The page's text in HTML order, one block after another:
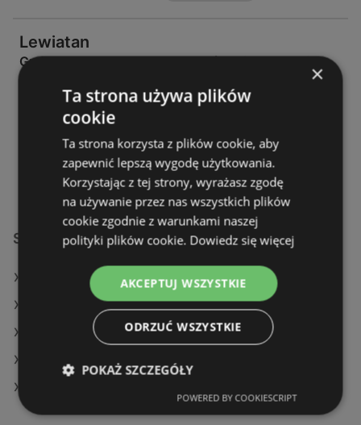
Lewiatan
Grabowska 232, 63 - 400, ostrów wielkopolski
OFERTY: 0
GAZETKI:
349,11 km
Sklepy Lewiatan w:
Lewiatan w Szczytna
Lewiatan w Sadki
Lewiatan w Kraśnik (Gmina)
Lewiatan w Radzyń Podlaski
×
Ta strona używa plików
cookie
Ta strona korzysta z plików cookie, aby
zapewnić lepszą wygodę użytkowania.
Korzystając z tej strony, wyrażasz zgodę
na używanie przez nas wszystkich plików
cookie zgodnie z warunkami naszej
polityki plików cookie. Dowiedz się więcej
AKCEPTUJ WSZYSTKIE
ODRZUĆ WSZYSTKIE
POKAŻ SZCZEGÓŁY
POWERED BY COOKIESCRIPT